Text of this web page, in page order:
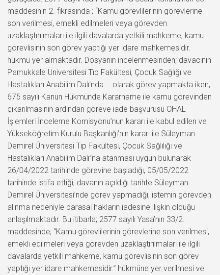
maddesinin 2. fıkrasında ; “Kamu görevlilerinin görevlerine
son verilmesi, emekli edilmeleri veya görevden
uzaklaştırılmaları ile ilgili davalarda yetkili mahkeme, kamu
görevlisinin son görev yaptığı yer idare mahkemesidir.
hükmü yer almaktadır. Dosyanın incelenmesinden; davacının
Pamukkale Üniversitesi Tıp Fakültesi, Çocuk Sağlığı ve
Hastalıkları Anabilim Dalı’nda … olarak görev yapmakta iken,
675 sayılı Kanun Hükmünde Kararname ile kamu görevinden
çıkarılmasının ardından göreve iade başvurusu OHAL
İşlemleri İnceleme Komisyonu’nun kararı ile kabul edilen ve
Yükseköğretim Kurulu Başkanlığı’nın kararı ile Süleyman
Demirel Üniversitesi Tıp Fakültesi, Çocuk Sağlılığı ve
Hastalıkları Anabilim Dalı”na atanması uygun bulunarak
26/04/2022 tarihinde görevine başladığı, 05/05/2022
tarihinde istifa ettiği, davanın açıldığı tarihte Süleyman
Demirel Üniversitesi’nde görev yapmadığı, istemin görevden
alınma nedeniyle parasal hakların iadesine ilişkin olduğu
anlaşılmaktadır. Bu itibarla; 2577 sayılı Yasa’nın 33/2.
maddesinde; “Kamu görevlilerinin görevlerine son verilmesi,
emekli edilmeleri veya görevden uzaklaştırılmaları ile ilgili
davalarda yetkili mahkeme, kamu görevlisinin son görev
yaptığı yer idare mahkemesidir.” hükmüne yer verilmesi ve